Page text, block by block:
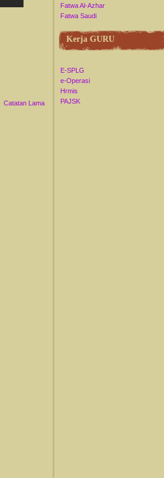
Catatan Lama
Fatwa Al-Azhar
Fatwa Saudi
Kerja GURU
E-SPLG
e-Operasi
Hrmis
PAJSK